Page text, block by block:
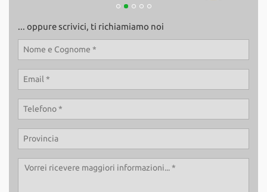
... oppure scrivici, ti richiamiamo noi